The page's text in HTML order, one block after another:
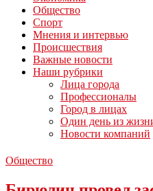
Общество
Спорт
Мнения и интервью
Происшествия
Важные новости
Наши рубрики
Лица города
Профессионалы
Город в лицах
Один день из
Новости компаний
Общество